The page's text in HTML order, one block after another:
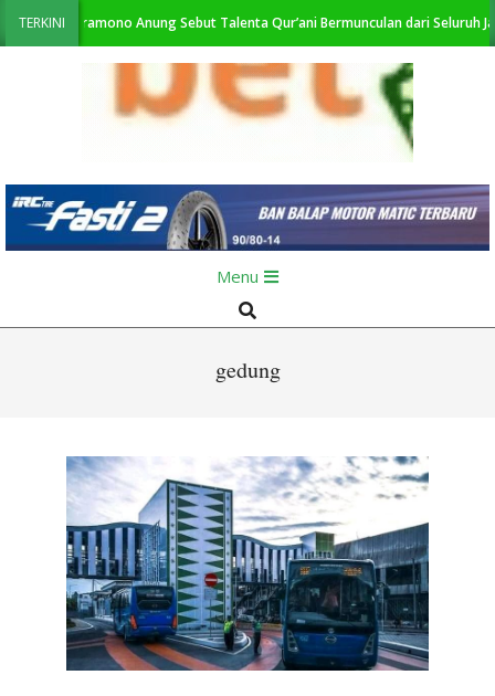
Skip
to
TERKINI
2026, Pramono Anung Sebut Talenta Qur’ani Bermunculan dari Seluruh
KabarBetawi.id
Menu
Menu
Search
gedung